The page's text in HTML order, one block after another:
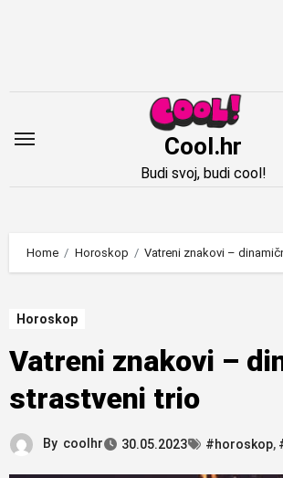
Cool.hr
Budi svoj, budi cool!
Home Horoskop Vatreni znakovi –
Horoskop
Vatreni znakovi –
strastveni trio
By coolhr 30.05.2023 #horoskop,